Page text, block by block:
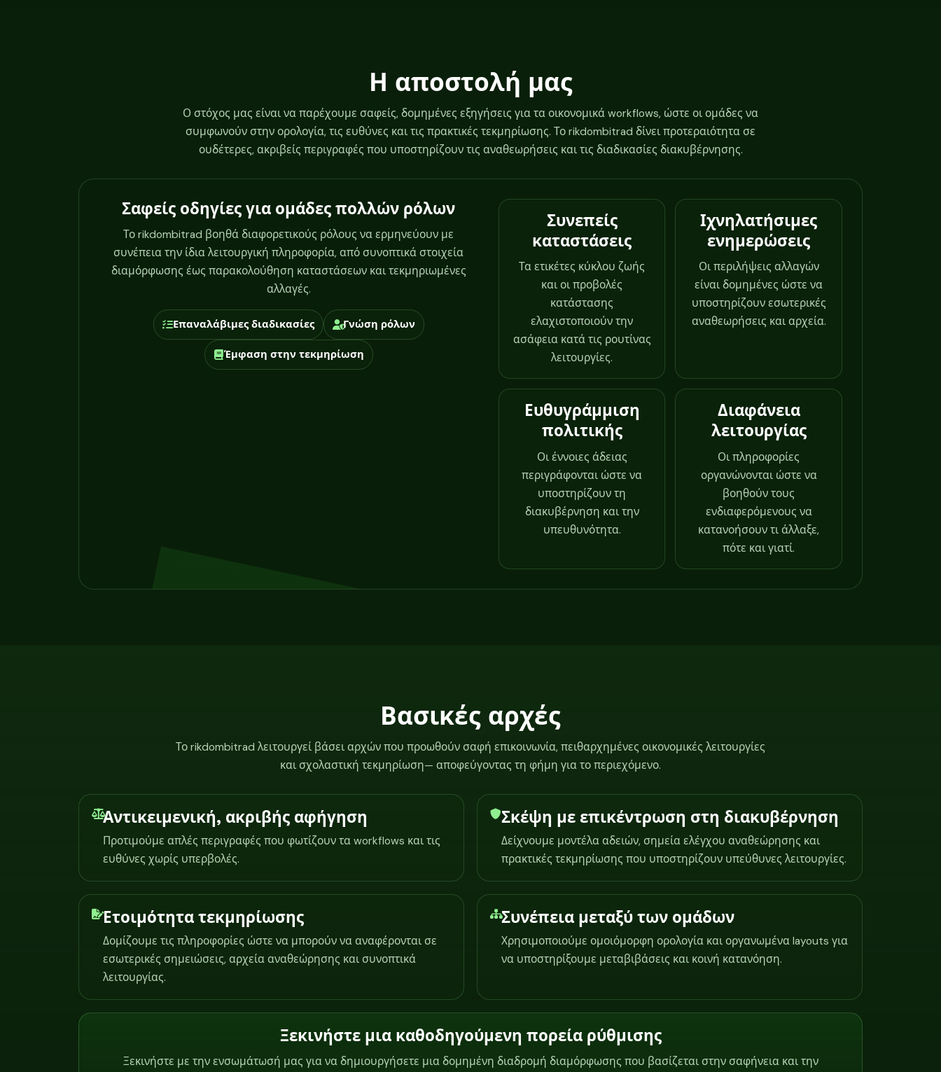
Η αποστολή μας
Ο στόχος μας είναι να παρέχουμε σαφείς, δομημένες εξηγήσεις για τα οικονομικά workflows, ώστε οι ομάδες να
συμφωνούν στην ορολογία, τις ευθύνες και τις πρακτικές τεκμηρίωσης. Το rikdombitrad δίνει προτεραιότητα σε
ουδέτερες, ακριβείς περιγραφές που υποστηρίζουν τις αναθεωρήσεις και τις διαδικασίες διακυβέρνησης.
Σαφείς οδηγίες για ομάδες πολλών ρόλων
Το rikdombitrad βοηθά διαφορετικούς ρόλους να ερμηνεύουν με
συνέπεια την ίδια λειτουργική πληροφορία, από συνοπτικά στοιχεία
διαμόρφωσης έως παρακολούθηση καταστάσεων και τεκμηριωμένες
αλλαγές.
Επαναλάβιμες διαδικασίες Γνώση ρόλων
Έμφαση στην τεκμηρίωση
Συνεπείς
καταστάσεις
Τα ετικέτες κύκλου ζωής
και οι προβολές
κατάστασης
ελαχιστοποιούν την
ασάφεια κατά τις ρουτίνας
λειτουργίες.
Ιχνηλατήσιμες
ενημερώσεις
Οι περιλήψεις αλλαγών
είναι δομημένες ώστε να
υποστηρίζουν εσωτερικές
αναθεωρήσεις και αρχεία.
Ευθυγράμμιση
πολιτικής
Οι έννοιες άδειας
περιγράφονται ώστε να
υποστηρίζουν τη
διακυβέρνηση και την
υπευθυνότητα.
Διαφάνεια
λειτουργίας
Οι πληροφορίες
οργανώνονται ώστε να
βοηθούν τους
ενδιαφερόμενους να
κατανοήσουν τι άλλαξε,
πότε και γιατί.
Βασικές αρχές
Το rikdombitrad λειτουργεί βάσει αρχών που προωθούν σαφή επικοινωνία, πειθαρχημένες οικονομικές λειτουργίες
και σχολαστική τεκμηρίωση— αποφεύγοντας τη φήμη για το περιεχόμενο.
Αντικειμενική, ακριβής αφήγηση
Προτιμούμε απλές περιγραφές που φωτίζουν τα workflows και τις
ευθύνες χωρίς υπερβολές.
Σκέψη με επικέντρωση στη διακυβέρνηση
Δείχνουμε μοντέλα αδειών, σημεία ελέγχου αναθεώρησης και
πρακτικές τεκμηρίωσης που υποστηρίζουν υπεύθυνες λειτουργίες.
Ετοιμότητα τεκμηρίωσης
Δομίζουμε τις πληροφορίες ώστε να μπορούν να αναφέρονται σε
εσωτερικές σημειώσεις, αρχεία αναθεώρησης και συνοπτικά
λειτουργίας.
Συνέπεια μεταξύ των ομάδων
Χρησιμοποιούμε ομοιόμορφη ορολογία και οργανωμένα layouts για
να υποστηρίξουμε μεταβιβάσεις και κοινή κατανόηση.
Ξεκινήστε μια καθοδηγούμενη πορεία ρύθμισης
Ξεκινήστε με την ενσωμάτωσή μας για να δημιουργήσετε μια δομημένη διαδρομή διαμόρφωσης που βασίζεται στην σαφήνεια και την